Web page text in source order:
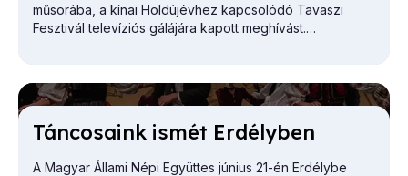
műsorába, a kínai Holdújévhez kapcsolódó Tavaszi
Fesztivál televíziós gálájára kapott meghívást.
Tán­co­sa­ink is­mét Er­dély­ben
A Magyar Állami Népi Együttes június 21-én Erdélybe